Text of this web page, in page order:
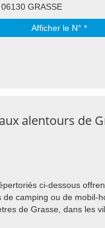
GRASSE
Afficher le N° *
alentours de
ci-dessous
de camping ou de mobil-
de Grasse, dans les